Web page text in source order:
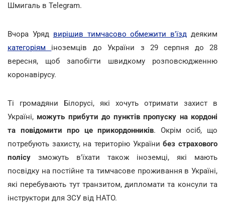
Шмигаль в Telegram.
Вчора Уряд вирішив тимчасово обмежити в'їзд деяким
категоріям іноземців до України з 29 серпня до 28
вересня, щоб запобігти швидкому розповсюдженню
коронавірусу.
Ті громадяни Білорусі, які хочуть отримати захист в
Україні, можуть прибути до пунктів пропуску на кордоні
та повідомити про це прикордонників. Окрім осіб, що
потребують захисту, на територію Українибез страхового
полісу зможуть в'їхати також іноземці, які мають
посвідку на постійне та тимчасове проживання в Україні,
які перебувають тут транзитом, дипломати та консули та
інструктори для ЗСУ від НАТО.